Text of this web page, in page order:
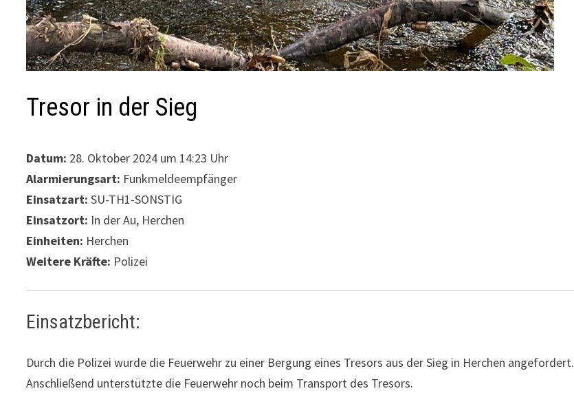
Tresor in der Sieg
Datum: 28. Oktober 2024 um 14:23 Uhr
Alarmierungsart: Funkmeldeempfänger
Einsatzart: SU-TH1-SONSTIG
Einsatzort: In der Au, Herchen
Einheiten: Herchen
Weitere Kräfte: Polizei
Einsatzbericht:
Durch die Polizei wurde die Feuerwehr zu einer Bergung eines Tresors aus der Sieg in Herchen angefordert.
Anschließend unterstützte die Feuerwehr noch beim Transport des Tresors.